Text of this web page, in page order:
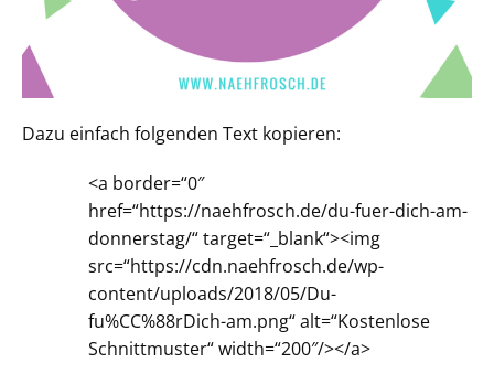
Dazu einfach folgenden Text kopieren:
<a border=“0″
href=“https://naehfrosch.de/du-fuer-dich-am-
donnerstag/“ target=“_blank“><img
src=“https://cdn.naehfrosch.de/wp-
content/uploads/2018/05/Du-
fu%CC%88rDich-am.png“ alt=“Kostenlose
Schnittmuster“ width=“200″/></a>